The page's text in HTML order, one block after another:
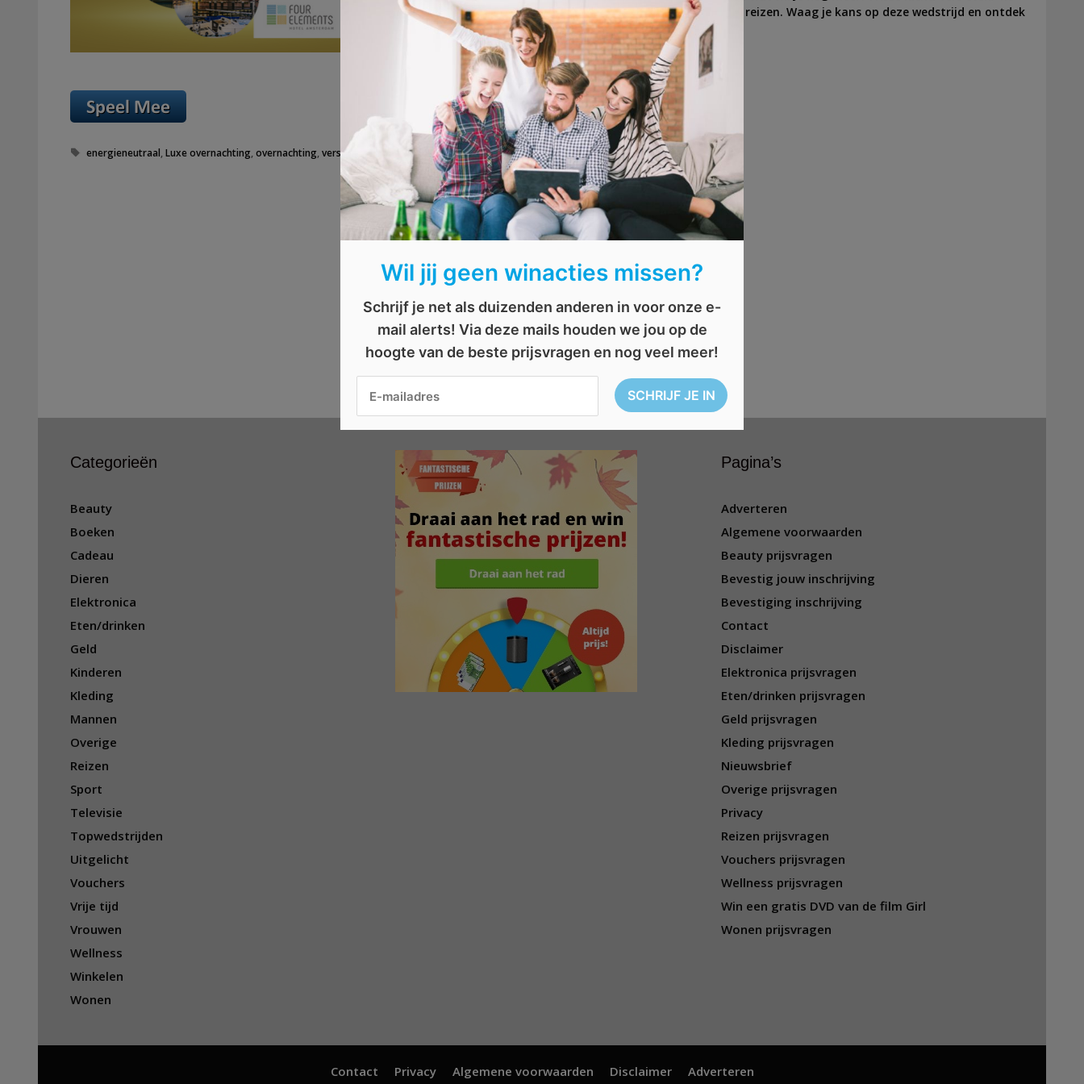
waste’ enkwaliteitvormen de hoekstenen van duurzaam reizen. Waag je kans op deze wedstrijd en ontdek
het zelf!
Speel mee en maak kans op een luxeovernachting.
Tags
energieneutraal,Luxe overnachting,overnachting,verschillen, zoeken
Categorieën
Beauty
Boeken
Cadeau
Dieren
Elektronica
Eten/drinken
Geld
Kinderen
Kleding
Mannen
Overige
Reizen
Sport
Televisie
Topwedstrijden
Uitgelicht
Vouchers
Vrije tijd
Vrouwen
Wellness
Winkelen
Wonen
Pagina’s
Adverteren
Algemene voorwaarden
Beauty prijsvragen
Bevestig jouw inschrijving
Bevestiging inschrijving
Contact
Disclaimer
Elektronica prijsvragen
Eten/drinken prijsvragen
Geld prijsvragen
Kleding prijsvragen
Nieuwsbrief
Overige prijsvragen
Privacy
Reizen prijsvragen
Vouchers prijsvragen
Wellness prijsvragen
Win een gratis DVD van de film Girl
Wonen prijsvragen
Contact Privacy Algemene voorwaarden Disclaimer Adverteren
Wil jij geen winacties missen?
Schrijf je net als duizenden anderen in voor onze e-
mail alerts! Via deze mails houden we jou op de
hoogte van de beste prijsvragen en nog veel meer!